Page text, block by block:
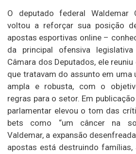
O deputado federal Waldemar
voltou a reforçar sua posição
apostas esportivas online –
da principal ofensiva
Câmara dos Deputados, ele
que tratavam do assunto em uma
ampla e robusta, com o
regras para o setor. Em
parlamentar elevou o tom das
bets como “um câncer na
Valdemar, a expansão
apostas está destruindo famílias,